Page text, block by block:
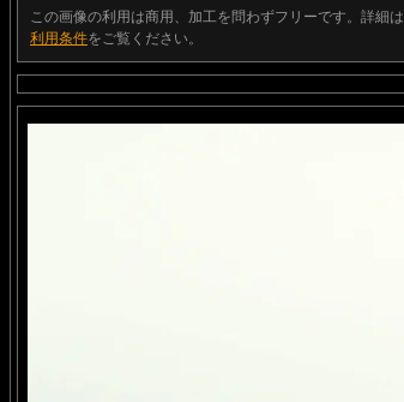
この画像の利用は商用、加工を問わずフリーです。詳細は
利用条件をご覧ください。